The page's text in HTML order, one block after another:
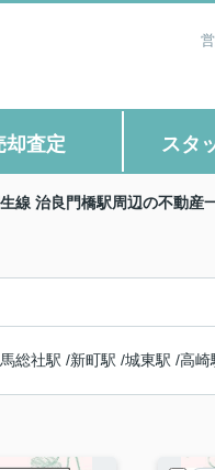
却査定 スタ
線 治良門橋駅周辺の不動産
総社駅 /新町駅 /城東駅 /高崎